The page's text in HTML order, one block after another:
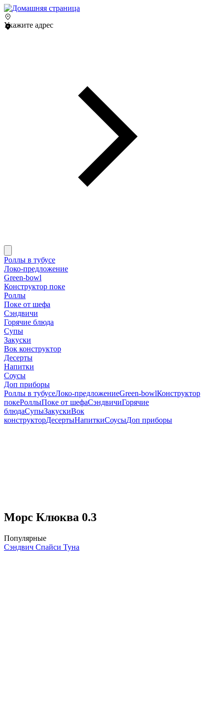
Укажите адрес
Роллы в тубусе
Локо-предложение
Green-bowl
Конструктор поке
Роллы
Поке от шефа
Сэндвичи
Горячие блюда
Супы
Закуски
Вок конструктор
Десерты
Напитки
Соусы
Доп приборы
Роллы в тубусеЛоко-предложениеGreen-bowlКонструктор
покеРоллыПоке от шефаСэндвичиГорячие
блюдаСупыЗакускиВок
конструкторДесертыНапиткиСоусыДоп приборы
Морс Клюква 0.3
Популярные
Сэндвич Спайси Туна